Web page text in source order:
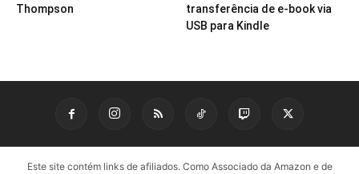
Thompson
transferência de e-book via
USB para Kindle
Este site contém links de afiliados. Como Associado da Amazon e de